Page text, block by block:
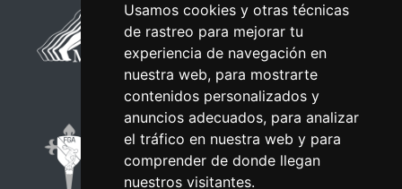
Usamos cookies y otras técnicas
de rastreo para mejorar tu
experiencia de navegación en
nuestra web, para mostrarte
contenidos personalizados y
anuncios adecuados, para analizar
el tráfico en nuestra web y para
comprender de donde llegan
nuestros visitantes.